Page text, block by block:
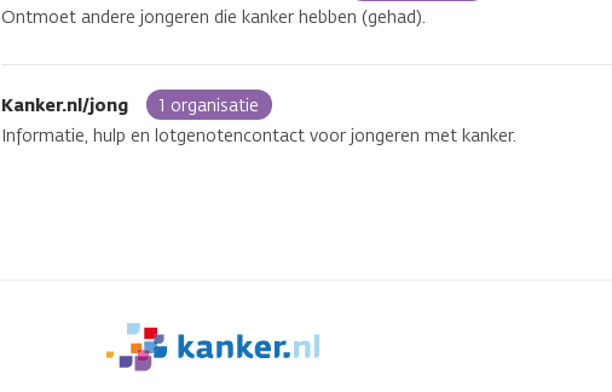
Ontmoet andere jongeren die kanker hebben (gehad).
Kanker.nl/jong
1 organisatie
Informatie, hulp en lotgenotencontact voor jongeren met kanker.
We